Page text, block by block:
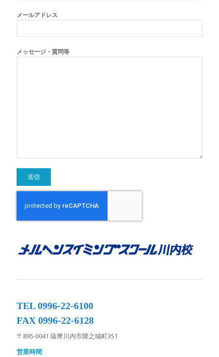
メールアドレス
メッセージ・質問等
TEL 0996-22-6100
FAX 0996-22-6128
〒895-0041 薩摩川内市隈之城町351
営業時間